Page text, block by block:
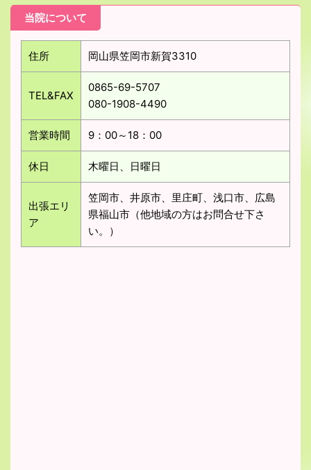
当院について
住所 岡山県笠岡市新賀3310
TEL&FAX
0865-69-5707
080-1908-4490
営業時間 9：00～18：00
休日 木曜日、日曜日
出張エリ
ア
笠岡市、井原市、里庄町、浅口市、広島
県福山市（他地域の方はお問合せ下さ
い。）